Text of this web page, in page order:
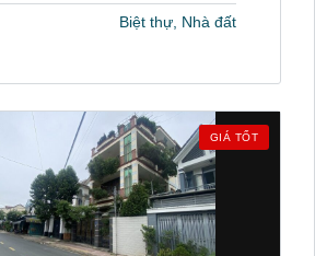
Biệt thự, Nhà đất
GIÁ TỐT